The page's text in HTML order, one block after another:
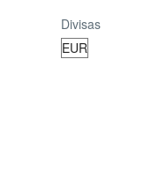
Divisas